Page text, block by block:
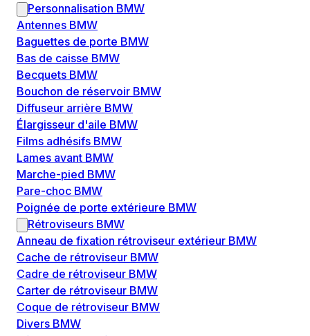
Personnalisation BMW
Antennes BMW
Baguettes de porte BMW
Bas de caisse BMW
Becquets BMW
Bouchon de réservoir BMW
Diffuseur arrière BMW
Élargisseur d'aile BMW
Films adhésifs BMW
Lames avant BMW
Marche-pied BMW
Pare-choc BMW
Poignée de porte extérieure BMW
Rétroviseurs BMW
Anneau de fixation rétroviseur extérieur BMW
Cache de rétroviseur BMW
Cadre de rétroviseur BMW
Carter de rétroviseur BMW
Coque de rétroviseur BMW
Divers BMW